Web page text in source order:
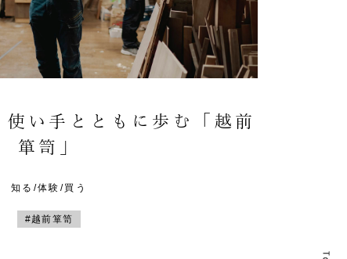
い手とともに歩む「越前
箪笥」
知る/体験/買う
#越前箪笥